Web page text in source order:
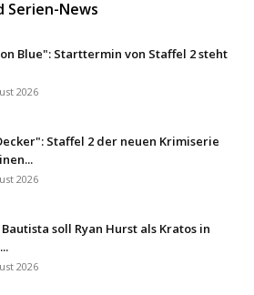
Serien-News
Blue": Starttermin von Staffel 2 steht
2026
Staffel 2 der neuen Krimiserie
2026
Bautista soll Ryan Hurst als Kratos in
2026